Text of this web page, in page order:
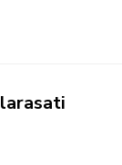
larasati